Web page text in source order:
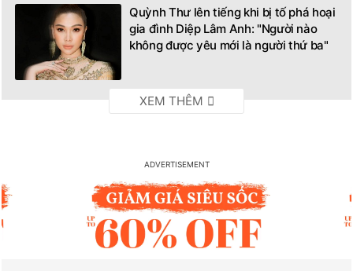
Quỳnh Thư lên tiếng khi bị tố phá hoại
gia đình Diệp Lâm Anh: "Người nào
không được yêu mới là người thứ ba"